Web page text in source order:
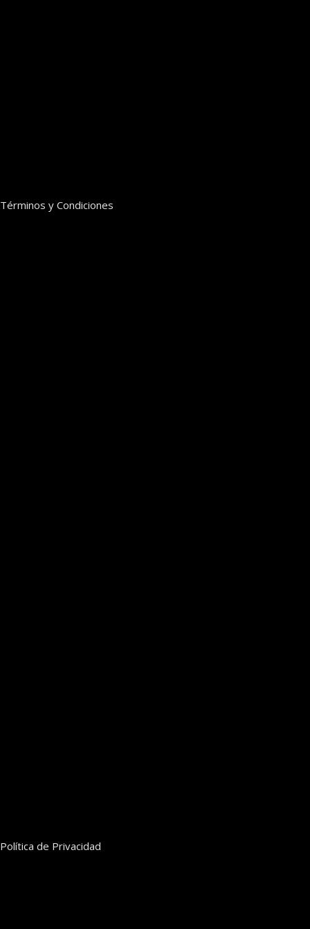
Términos y Condiciones
Política de Privacidad